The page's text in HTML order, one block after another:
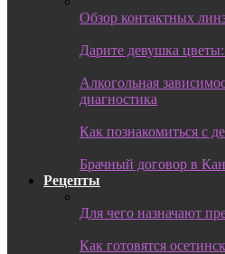
Обзор контактных
Дарите девушка
Алкогольная
диагностика
Как познакомиться с
Брачный договор в
Рецепты
Для чего назначают
Как готовятся